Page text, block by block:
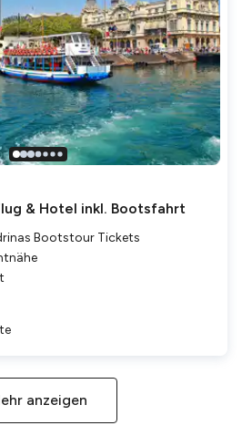
& Hotel inkl. Bootsfahrt
Bootstour Tickets
anzeigen